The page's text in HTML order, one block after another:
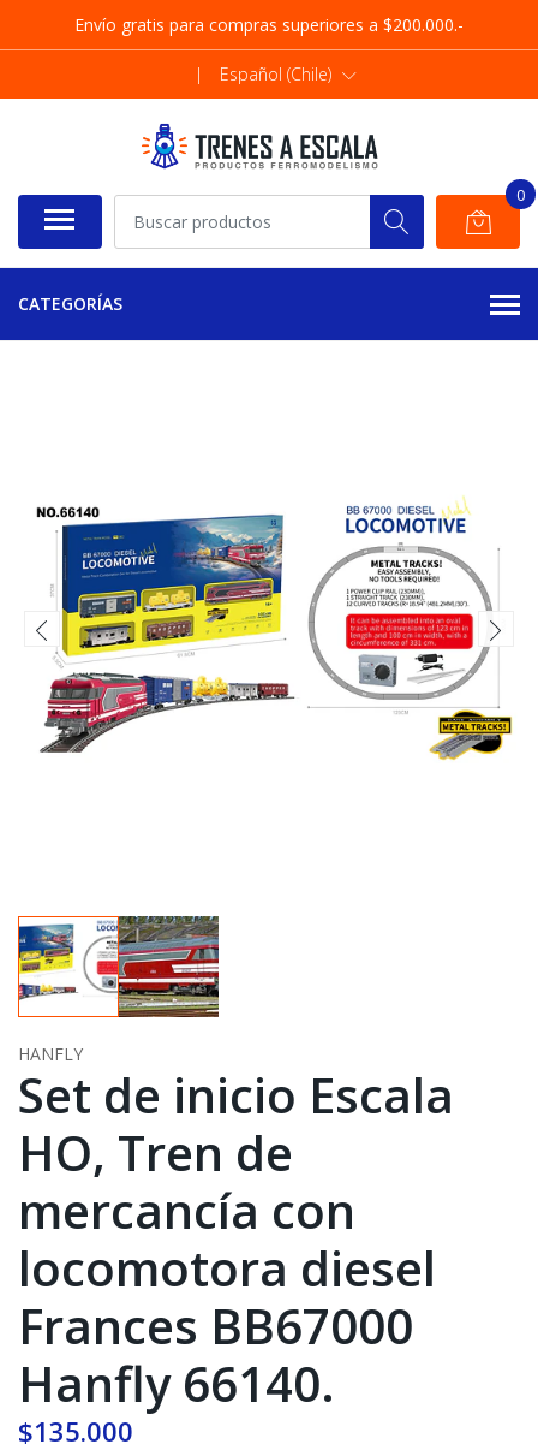
Envío gratis para compras superiores a $200.000.-
| Español (Chile)
0
CATEGORÍAS
HANFLY
Set de inicio Escala
HO, Tren de
mercancía con
locomotora diesel
Frances BB67000
Hanfly 66140.
$135.000